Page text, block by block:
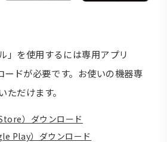
」を使用するには専用アプリ
ードが必要です。お使いの機器専
だけます。
）ダウンロード
Play）ダウンロード